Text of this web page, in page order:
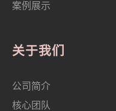
案例展示
关于我们
公司简介
核心团队